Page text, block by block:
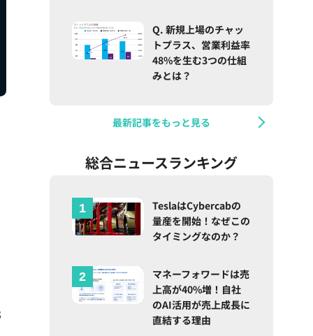
Q. 新規上場のチャッ
トプラス、営業利益率
48%を生む3つの仕組
みとは？
最新記事をもっと見る
総合ニュースランキング
TeslaはCybercabの
量産を開始！なぜこの
タイミングなのか？
マネーフォワードは売
上高が40%増！自社
のAI活用が売上成長に
直結する理由